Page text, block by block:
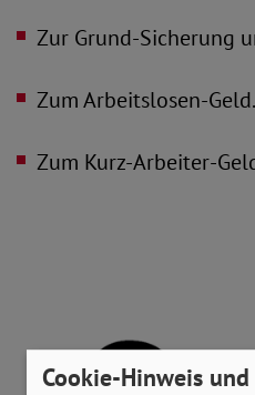
Zur Grund-Sicherung
Zum Arbeitslosen-Geld.
Zum Kurz-Arbeiter-
Cookie-Hinweis